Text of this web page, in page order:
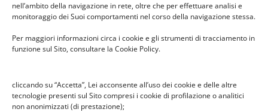
nell’ambito della navigazione in rete, oltre che per effettuare analisi e
monitoraggio dei Suoi comportamenti nel corso della navigazione stessa.
Per maggiori informazioni circa i cookie e gli strumenti di tracciamento in
funzione sul Sito, consultare la Cookie Policy.
cliccando su “Accetta”, Lei acconsente all’uso dei cookie e delle altre
tecnologie presenti sul Sito compresi i cookie di profilazione o analitici
non anonimizzati (di prestazione);